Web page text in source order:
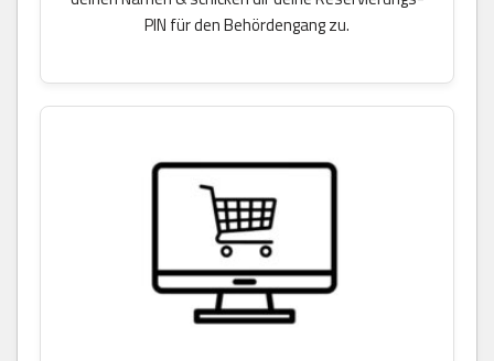
PIN für den Behördengang zu.